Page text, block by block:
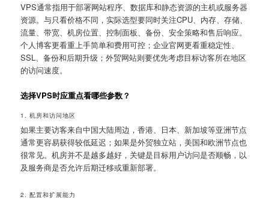
VPS通常指用于部署网站程序、数据库和静态资源的主机或服务器
资源。与只看价格不同，实际选型要同时关注CPU、内存、存储、
流量、带宽、机房位置、控制面板、备份、安全策略和售后响应。
个人博客更看重上手简单和费用可控；企业官网更看重稳定性、
SSL、备份和后期升级；外贸网站则要优先考虑目标访客所在地区
的访问速度。
选择VPS时应重点看哪些参数？
1. 机房和访问地区
如果主要访客来自中国大陆周边，香港、日本、新加坡等亚洲节点
通常更容易获得较低延迟；如果是外贸独立站，美国和欧洲节点也
很常见。机房并不是越多越好，关键是目标用户访问是否顺畅，以
及服务商是否允许后期迁移或重新部署。
2. 配置和扩展能力